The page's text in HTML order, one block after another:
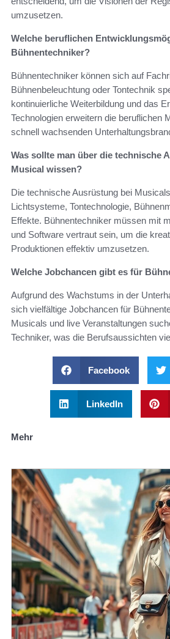
umzusetzen.
Welche beruflichen
Bühnentechniker?
Bühnentechniker können sich auf
Bühnenbeleuchtung oder Tontechnik
kontinuierliche Weiterbildung und das
Technologien erweitern die beruflichen
schnell wachsenden
Was sollte man über die technische
Musical wissen?
Die technische Ausrüstung bei
Lichtsysteme, Tontechnologie,
Effekte. Bühnentechniker müssen mit
und Software vertraut sein, um die
Produktionen effektiv umzusetzen.
Welche Jobchancen gibt es für
Aufgrund des Wachstums in der
sich vielfältige Jobchancen für
Musicals und live Veranstaltungen
Techniker, was die Berufsaussichten
Facebook
LinkedIn
Mehr